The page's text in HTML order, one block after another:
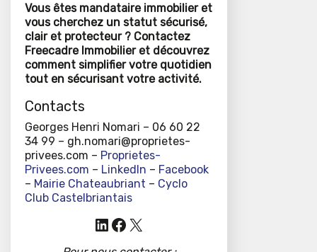
Vous êtes mandataire immobilier et
vous cherchez un statut sécurisé,
clair et protecteur ? Contactez
Freecadre Immobilier et découvrez
comment simplifier votre quotidien
tout en sécurisant votre activité.
Contacts
Georges Henri Nomari – 06 60 22
34 99 – gh.nomari@proprietes-
privees.com – Proprietes-
Privees.com – LinkedIn – Facebook
– Mairie Chateaubriant – Cyclo
Club Castelbriantais
LinkedIn
Facebook
X